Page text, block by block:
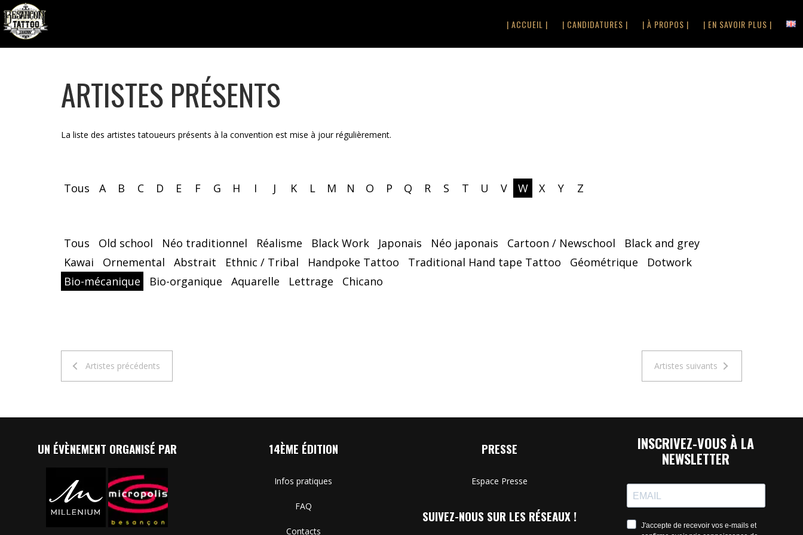
| ACCUEIL | | CANDIDATURES | | À PROPOS | | EN SAVOIR PLUS |
ARTISTES PRÉSENTS
La liste des artistes tatoueurs présents à la convention est mise à jour régulièrement.
Tous A B C D E F G H I J K L M N O P Q R S T U V W X Y Z
Tous Old school Néo traditionnel Réalisme Black Work Japonais Néo japonais Cartoon / Newschool
Black and grey
Kawai
Ornemental Abstrait Ethnic / Tribal Handpoke Tattoo Traditional Hand tape Tattoo Géométrique
Dotwork
Bio-mécanique
Bio-organique Aquarelle Lettrage Chicano
Artistes précédents Artistes suivants
UN ÉVÈNEMENT ORGANISÉ PAR 14ÈME ÉDITION
Infos pratiques
FAQ
Contacts
PRESSE
Espace Presse
SUIVEZ-NOUS SUR LES RÉSEAUX !
INSCRIVEZ-VOUS À LA
NEWSLETTER
J'accepte de recevoir vos e-mails et